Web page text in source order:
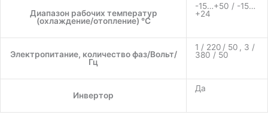
Диапазон рабочих температур
(охлаждение/отопление) °C
-15…+50 / -15…
+24
Электропитание, количество фаз/Вольт/
Гц
1 / 220 / 50 , 3 /
380 / 50
Инвертор
Да